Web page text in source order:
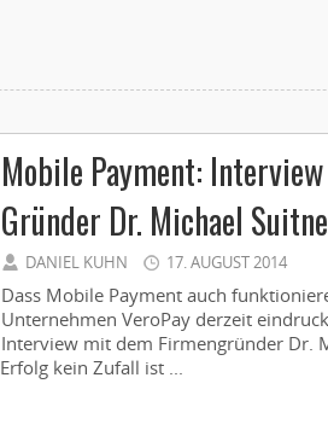
Mobile Payment:
Gründer Dr. Michael
DANIEL KUHN 17. AUGUST 2014
Dass Mobile Payment auch
Unternehmen VeroPay derzeit
Interview mit dem Firmengründer Dr.
Erfolg kein Zufall ist ...